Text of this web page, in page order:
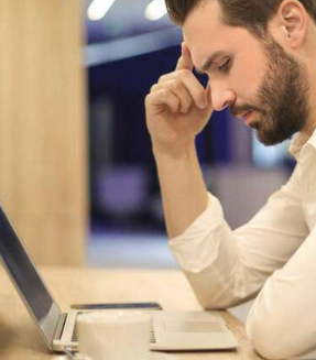
Prendre
Du Lundi au
Ainsi que le Samedi
14 Place de la
85000
La Roche-sur-
Afficher le téléphone
Prendre rendez-vous en